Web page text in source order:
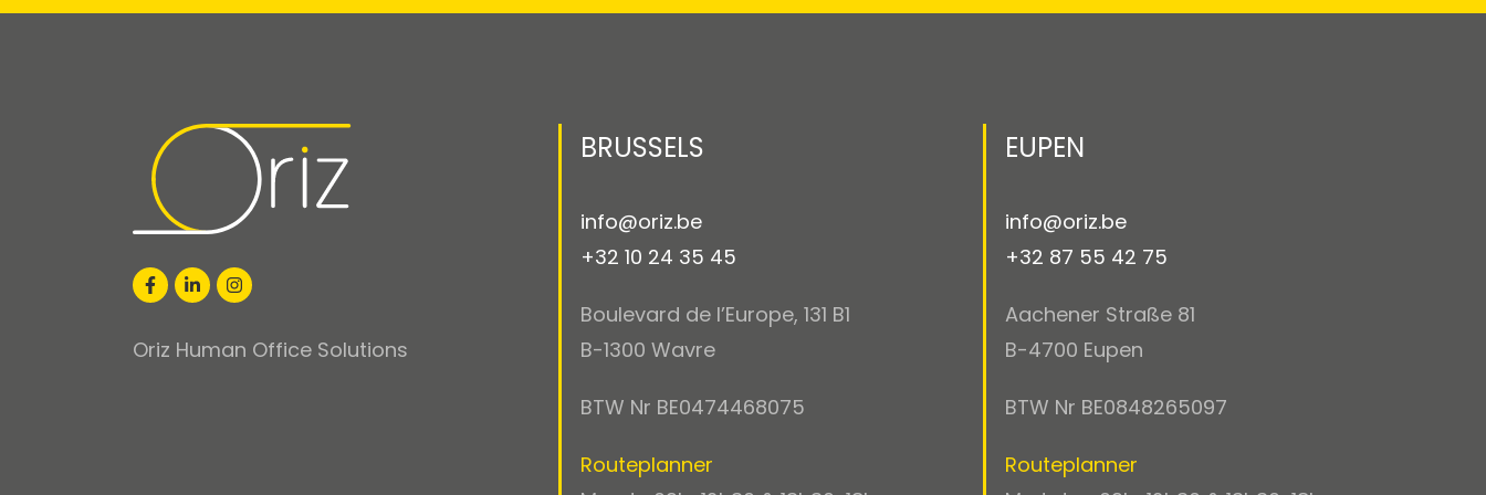
Oriz Human Office Solutions
BRUSSELS
info@oriz.be
+32 10 24 35 45
Boulevard de l’Europe, 131 B1
B-1300 Wavre
BTW Nr BE0474468075
Routeplanner
EUPEN
info@oriz.be
+32 87 55 42 75
Aachener Straße 81
B-4700 Eupen
BTW Nr BE0848265097
Routeplanner